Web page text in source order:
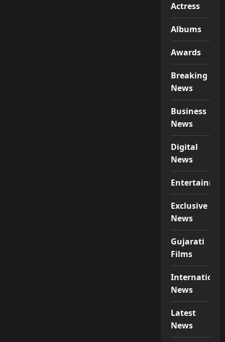
Actress
Albums
Awards
Breaking
News
Business
News
Digital
News
Exclusive
News
Gujarati
Films
International
News
Latest
News